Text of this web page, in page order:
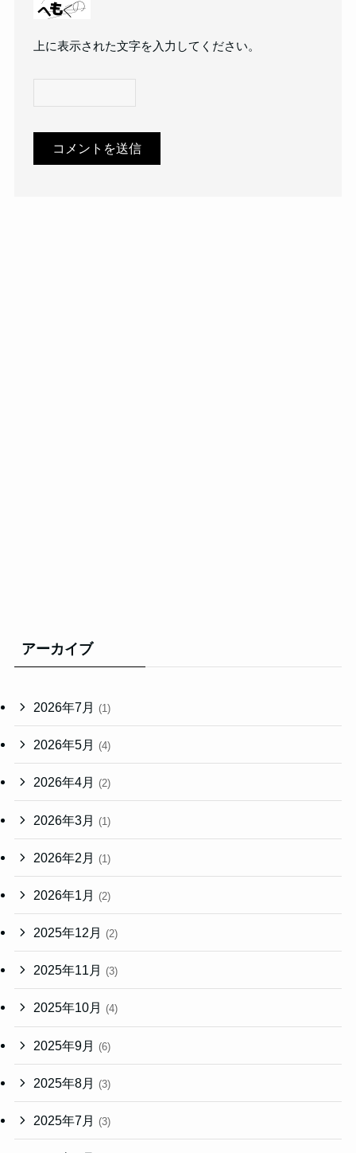
上に表示された文字を入力してください。
アーカイブ
2026年7月 (1)
2026年5月 (4)
2026年4月 (2)
2026年3月 (1)
2026年2月 (1)
2026年1月 (2)
2025年12月 (2)
2025年11月 (3)
2025年10月 (4)
2025年9月 (6)
2025年8月 (3)
2025年7月 (3)